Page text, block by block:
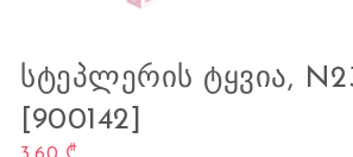
ᲡᲢᲔᲞᲚᲔᲠᲘᲡ ᲢᲧᲕᲘᲐ,
[900142]